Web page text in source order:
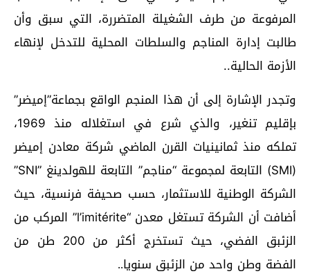
المرفوعة من طرف الشغيلة المتضررة، التي سبق وأن
طالبت إدارة المناجم والسلطات المحلية للتدخل لإنهاء
الأزمة الحالية..
وتجدر الإشارة إلى أن هذا المنجم الواقع بجماعة”إميضر”
بإقليم تنغير، والذي شرع في استغلاله منذ 1969،
تملكه منذ ثمانينيات القرن الماضي شركة معادن إميضر
(SMI) التابعة لمجموعة “مناجم” التابعة للهولدينغ ”SNI”
الشركة الوطنية للاستثمار، حسب صحيفة فرنسية، حيث
أضافت أن الشركة تستغل معدن “l’imitérite” المركب من
الزئبق الفضي، حيث تستخرج أكثر من 200 طن من
الفضة وطن واحد من الزئبق سنويا..